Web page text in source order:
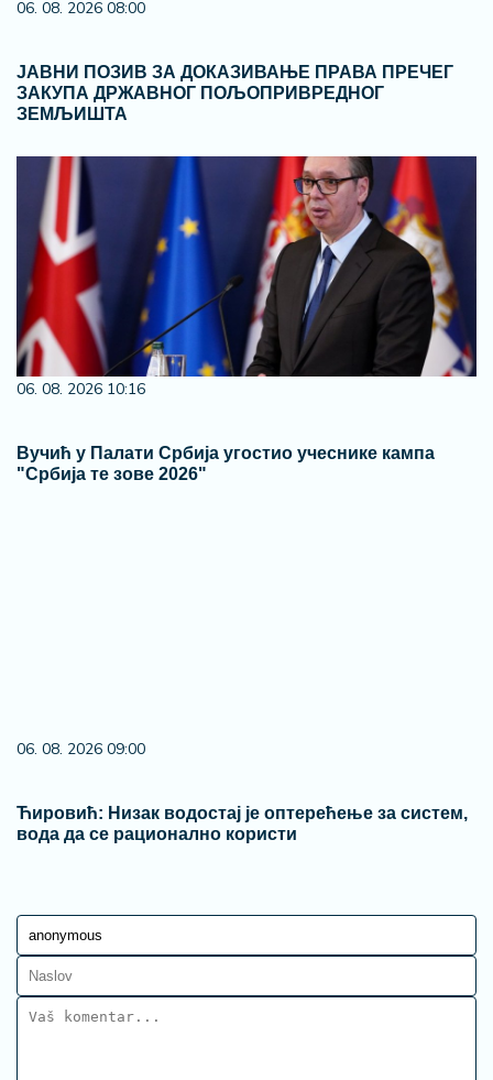
06. 08. 2026 08:00
ЈАВНИ ПОЗИВ ЗА ДОКАЗИВАЊЕ ПРАВА ПРЕЧЕГ
ЗАКУПА ДРЖАВНОГ ПОЉОПРИВРЕДНОГ
ЗЕМЉИШТА
06. 08. 2026 10:16
Вучић у Палати Србија угостио учеснике кампа
"Србија те зове 2026"
06. 08. 2026 09:00
Ћировић: Низак водостај је оптерећење за систем,
вода да се рационално користи